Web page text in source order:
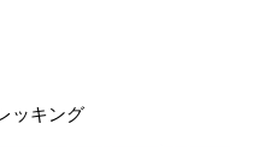
ッキング